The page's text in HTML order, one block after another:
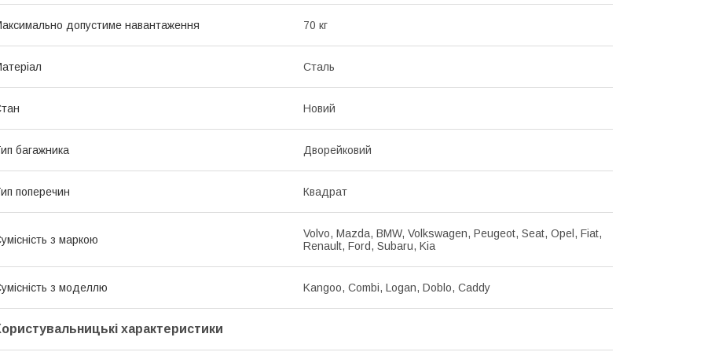
допустиме навантаження 70 кг
Сталь
Новий
багажника Дворейковий
поперечин Квадрат
з маркою
Volvo, Mazda, BMW, Volkswagen, Peugeot, Seat, Opel, Fiat,
Renault, Ford, Subaru, Kia
з моделлю Kangoo, Combi, Logan, Doblo, Caddy
характеристики